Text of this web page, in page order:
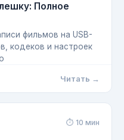
Полное
фильмов на USB-
кодеков и настроек
Читать →
⏱ 10 мин